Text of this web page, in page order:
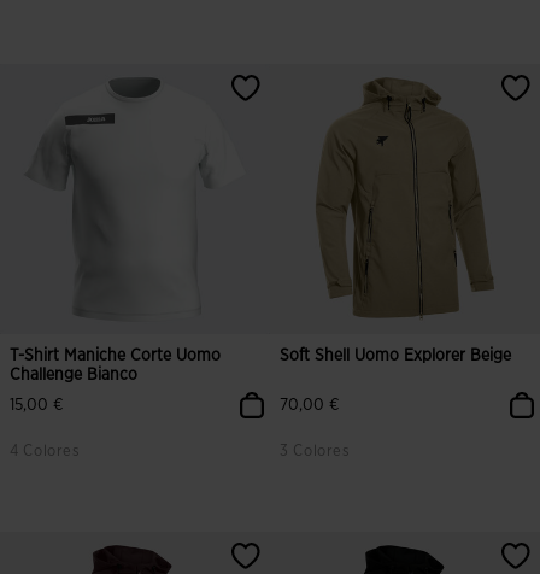
4,1 su 5 valutazione dei clienti 5 su 5 valutazione dei clienti
T-Shirt Maniche Corte Uomo
Challenge Bianco
15,00 €
4 Colores
5 su 5 valutazione dei clienti
Soft Shell Uomo Explorer Beige
70,00 €
3 Colores
4,3 su 5 valutazione dei clienti